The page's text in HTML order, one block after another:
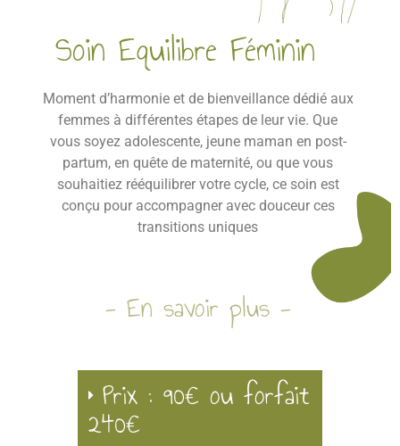
Soin Equilibre Féminin
Moment d’harmonie et de bienveillance dédié aux
femmes à différentes étapes de leur vie. Que
vous soyez adolescente, jeune maman en post-
partum, en quête de maternité, ou que vous
souhaitiez rééquilibrer votre cycle, ce soin est
conçu pour accompagner avec douceur ces
transitions uniques
- En savoir plus -
Prix : 90€ ou forfait
240€